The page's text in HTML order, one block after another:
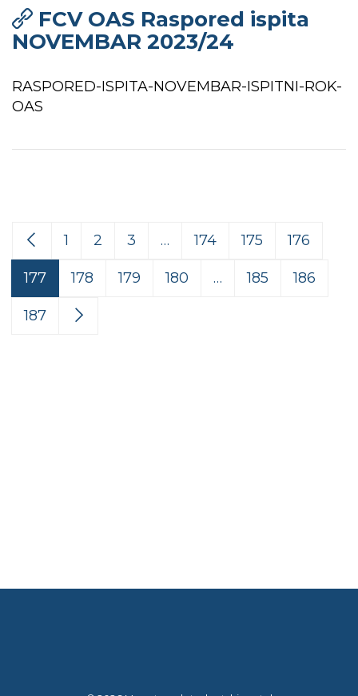
FCV OAS Raspored ispita
NOVEMBAR 2023/24
RASPORED-ISPITA-NOVEMBAR-ISPITNI-ROK-
OAS
1 2 3 … 174 175 176
177 178 179 180 … 185 186
187